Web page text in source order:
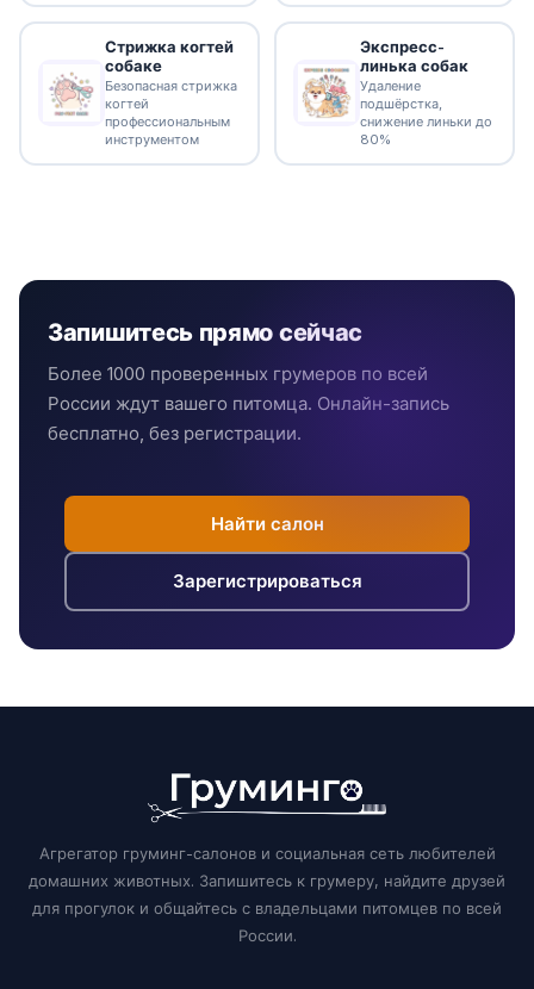
Стрижка когтей
собаке
Безопасная стрижка
когтей
профессиональным
инструментом
Экспресс-
линька собак
Удаление
подшёрстка,
снижение линьки до
80%
Запишитесь прямо сейчас
Более 1000 проверенных грумеров по всей
России ждут вашего питомца. Онлайн-запись
бесплатно, без регистрации.
Найти салон
Зарегистрироваться
Агрегатор груминг-салонов и социальная сеть любителей
домашних животных. Запишитесь к грумеру, найдите друзей
для прогулок и общайтесь с владельцами питомцев по всей
России.